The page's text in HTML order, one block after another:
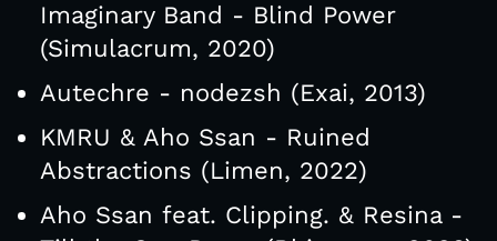
Imaginary Band - Blind Power
(Simulacrum, 2020)
Autechre - nodezsh (Exai, 2013)
KMRU & Aho Ssan - Ruined
Abstractions (Limen, 2022)
Aho Ssan feat. Clipping. & Resina -